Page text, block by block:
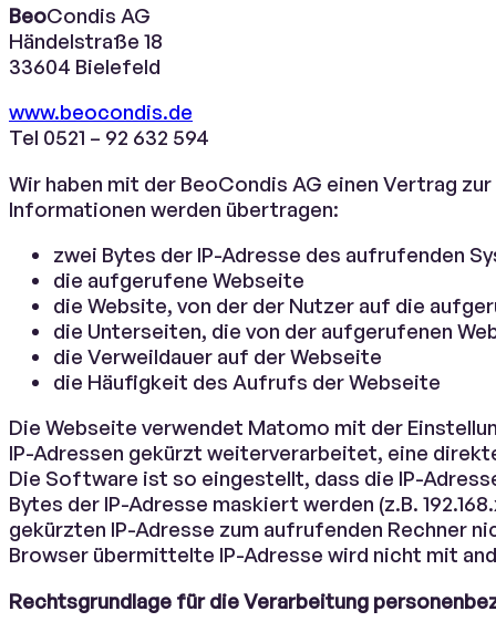
BeoCondis AG
Händelstraße 18
33604 Bielefeld
www.beocondis.de
Tel 0521 – 92 632 594
Wir haben mit der BeoCondis AG einen Vertrag
Informationen werden übertragen:
zwei Bytes der IP-Adresse des aufrufenden
die aufgerufene Webseite
die Website, von der der Nutzer auf die
die Unterseiten, die von der aufgerufenen
die Verweildauer auf der Webseite
die Häufigkeit des Aufrufs der Webseite
Die Webseite verwendet Matomo mit der
IP-Adressen gekürzt weiterverarbeitet, eine
Die Software ist so eingestellt, dass die IP-
Bytes der IP-Adresse maskiert werden (z.B.
gekürzten IP-Adresse zum aufrufenden Rechner
Browser übermittelte IP-Adresse wird nicht mit
Rechtsgrundlage für die Verarbeitung